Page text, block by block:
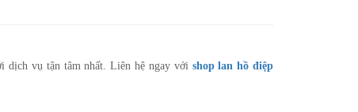
dịch vụ tận tâm nhất. Liên hệ ngay với shop lan hồ điệp